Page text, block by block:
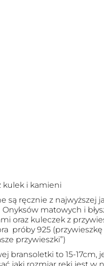
kulek i kamieni
są ręcznie z najwyższej
matowych i
oraz kuleczek z
próby 925
przywieszki”)
bransoletki to 15-17cm,